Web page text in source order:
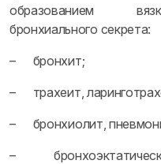
образованием
бронхиального секрета:
– бронхит;
– трахеит,
– бронхиолит,
–